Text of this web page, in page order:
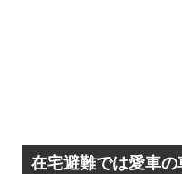
在宅避難では愛車